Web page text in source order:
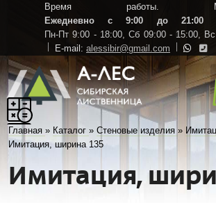
Время работы.
Ежедневно с 9:00 до 21:00
Пн-Пт 9:00 - 18:00, Сб 09:00 - 15:00,
E-mail: alessibir@gmail.com
Главная » Каталог »Стеновые изделия »
Имитация, ширина 135
Имитация,